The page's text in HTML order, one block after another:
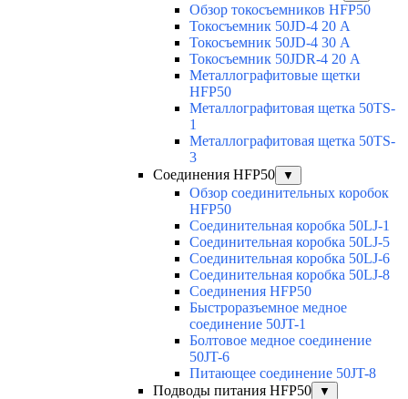
Обзор токосъемников HFP50
Токосъемник 50JD-4 20 А
Токосъемник 50JD-4 30 А
Токосъемник 50JDR-4 20 А
Металлографитовые щетки
HFP50
Металлографитовая щетка 50TS-
1
Металлографитовая щетка 50TS-
3
Соединения HFP50
▼
Обзор соединительных коробок
HFP50
Соединительная коробка 50LJ-1
Соединительная коробка 50LJ-5
Соединительная коробка 50LJ-6
Соединительная коробка 50LJ-8
Соединения HFP50
Быстроразъемное медное
соединение 50JT-1
Болтовое медное соединение
50JT-6
Питающее соединение 50JT-8
Подводы питания HFP50
▼